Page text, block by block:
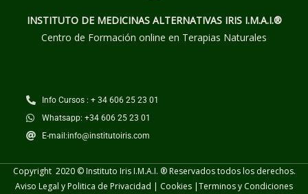
INSTITUTO DE MEDICINAS ALTERNATIVAS IRIS I.M.A.I.®
Centro de Formación online en Terapias Naturales
Info Cursos : + 34 606 25 23 01
Whatsapp: +34 606 25 23 01
E-mail:info@institutoiris.com
Copyright 2020 © Instituto Iris I.M.A.I. ® Reservados todos los derechos.
Aviso Legal y Politica de Privacidad | Cookies |Terminos y Condiciones